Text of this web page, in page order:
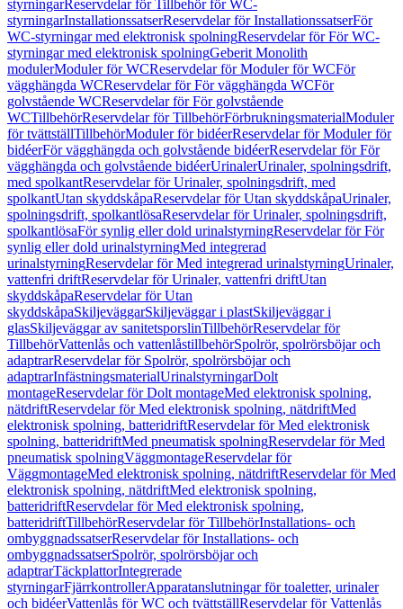
styrningarReservdelar för Tillbehör för WC-
styrningarInstallationssatserReservdelar för InstallationssatserFör
WC-styrningar med elektronisk spolningReservdelar för För WC-
styrningar med elektronisk spolningGeberit Monolith
modulerModuler för WCReservdelar för Moduler för WCFör
vägghängda WCReservdelar för För vägghängda WCFör
golvstående WCReservdelar för För golvstående
WCTillbehörReservdelar för TillbehörFörbrukningsmaterialModuler
för tvättställTillbehörModuler för bidéerReservdelar för Moduler för
bidéerFör vägghängda och golvstående bidéerReservdelar för För
vägghängda och golvstående bidéerUrinalerUrinaler, spolningsdrift,
med spolkantReservdelar för Urinaler, spolningsdrift, med
spolkantUtan skyddskåpaReservdelar för Utan skyddskåpaUrinaler,
spolningsdrift, spolkantlösaReservdelar för Urinaler, spolningsdrift,
spolkantlösaFör synlig eller dold urinalstyrningReservdelar för För
synlig eller dold urinalstyrningMed integrerad
urinalstyrningReservdelar för Med integrerad urinalstyrningUrinaler,
vattenfri driftReservdelar för Urinaler, vattenfri driftUtan
skyddskåpaReservdelar för Utan
skyddskåpaSkiljeväggarSkiljeväggar i plastSkiljeväggar i
glasSkiljeväggar av sanitetsporslinTillbehörReservdelar för
TillbehörVattenlås och vattenlåstillbehörSpolrör, spolrörsböjar och
adaptrarReservdelar för Spolrör, spolrörsböjar och
adaptrarInfästningsmaterialUrinalstyrningarDolt
montageReservdelar för Dolt montageMed elektronisk spolning,
nätdriftReservdelar för Med elektronisk spolning, nätdriftMed
elektronisk spolning, batteridriftReservdelar för Med elektronisk
spolning, batteridriftMed pneumatisk spolningReservdelar för Med
pneumatisk spolningVäggmontageReservdelar för
VäggmontageMed elektronisk spolning, nätdriftReservdelar för Med
elektronisk spolning, nätdriftMed elektronisk spolning,
batteridriftReservdelar för Med elektronisk spolning,
batteridriftTillbehörReservdelar för TillbehörInstallations- och
ombyggnadssatserReservdelar för Installations- och
ombyggnadssatserSpolrör, spolrörsböjar och
adaptrarTäckplattorIntegrerade
styrningarFjärrkontrollerApparatanslutningar för toaletter, urinaler
och bidéerVattenlås för WC och tvättställReservdelar för Vattenlås